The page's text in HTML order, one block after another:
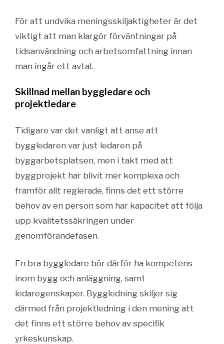
För att undvika meningsskiljaktigheter är det
viktigt att man klargör förväntningar på
tidsanvändning och arbetsomfattning innan
man ingår ett avtal.
Skillnad mellan byggledare och
projektledare
Tidigare var det vanligt att anse att
byggledaren var just ledaren på
byggarbetsplatsen, men i takt med att
byggprojekt har blivit mer komplexa och
framför allt reglerade, finns det ett större
behov av en person som har kapacitet att följa
upp kvalitetssäkringen under
genomförandefasen.
En bra byggledare bör därför ha kompetens
inom bygg och anläggning, samt
ledaregenskaper. Byggledning skiljer sig
därmed från projektledning i den mening att
det finns ett större behov av specifik
yrkeskunskap.